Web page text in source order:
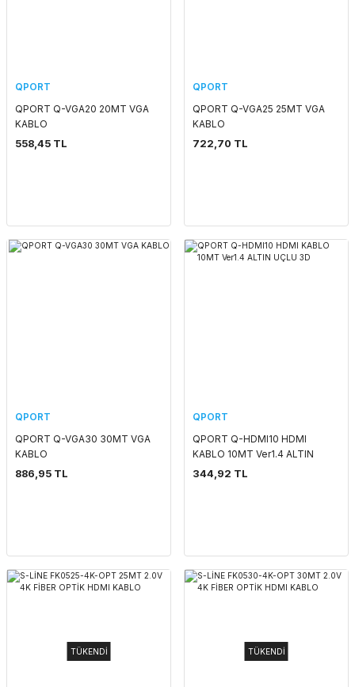
QPORT
QPORT Q-VGA20 20MT VGA
KABLO
558,45 TL
QPORT
QPORT Q-VGA25 25MT VGA
KABLO
722,70 TL
QPORT
QPORT Q-VGA30 30MT VGA
KABLO
886,95 TL
QPORT
QPORT Q-HDMI10 HDMI
KABLO 10MT Ver1.4 ALTIN
UÇLU 3D
344,92 TL
TÜKENDİ TÜKENDİ